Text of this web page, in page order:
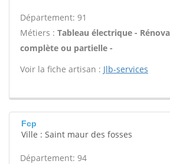
Département: 91
Métiers : Tableau électrique -
complète ou partielle -
Voir la fiche artisan : Jlb-services
Fcp
Ville : Saint maur des fosses
Département: 94